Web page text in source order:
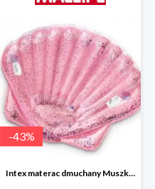
-43%
Intex materac dmuchany Muszka -42%